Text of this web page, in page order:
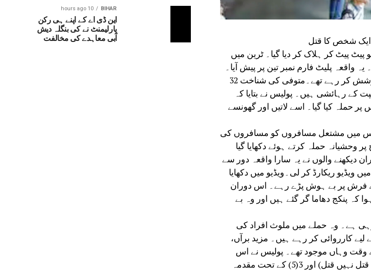
ایک شخص کا قتل
پیٹ کر ہلاک کر دیا گیا۔ ٹرین میں
واقعہ پلیٹ فارم نمبر تین پر پیش آیا۔
مسافر یوگا ایکسپریس کی عام گاڑی میں سوار ہونے کی کوشش کر رہے تھے۔متوفی کی شناخت 32
کے رہائشی ہیں۔ پولیس نے بتایا کہ
حملہ کیا گیا۔ اسے لاتیں اور گھونسے
میں مشتعل مسافروں کو مسافروں کی
وحشیانہ حملہ کرتے ہوئے دکھایا گیا
والوں نے یہ سارا واقعہ دور سے
ویڈیو ریکارڈ کر لی۔ویڈیو میں دکھایا
کے فرش پر بے ہوش پڑے رہے۔ اس دوران
کہ پنکج دھاما گر گئے ہیں اور وہ بے
ہے۔ وہ حملے میں ملوث افراد کی
کارروائی کر رہے ہیں۔ مزید برآں،
وہاں موجود تھے۔ پولیس نے اس
معاملے میں تعزیرات ہند (آئی پی سی) کی دفعہ 105 (مجرم قتل نہیں قتل) اور 3(5) کے تحت مقدمہ
BIHAR
10 hours ago
این ڈی اے کے اپنے ہی رکن
پارلیمنٹ نے کی بنگلہ دیش
آبی معاہدے کی مخالفت